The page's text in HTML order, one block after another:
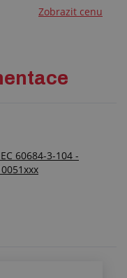
Zobrazit cenu
60684-3-104 -